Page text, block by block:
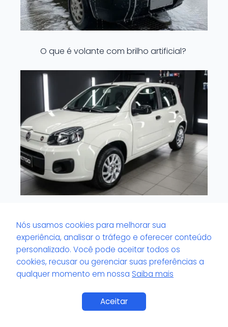
O que é volante com brilho artificial?
pneu?
Nós usamos cookies para melhorar sua
experiência, analisar o tráfego e oferecer conteúdo
personalizado. Você pode aceitar todos os
cookies, recusar ou gerenciar suas preferências a
qualquer momento em nossa Saiba mais
AceitarSaiba Mais